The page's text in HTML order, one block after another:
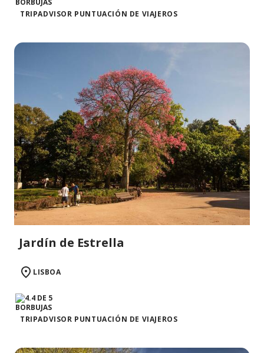
TRIPADVISOR PUNTUACIÓN DE VIAJEROS
Jardín de Estrella
LISBOA
TRIPADVISOR PUNTUACIÓN DE VIAJEROS